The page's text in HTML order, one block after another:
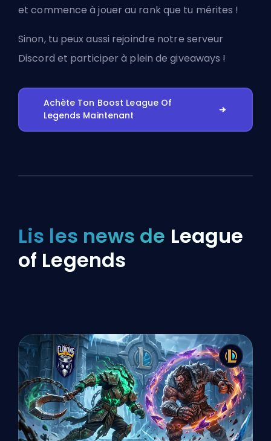
et commence à jouer au rank que tu mérites !
Sinon, tu peux aussi rejoindre notre serveur
Discord et participer à plein de giveaways !
Achète Ton Boost League Of
Legends Maintenant
Lis les news de League
of Legends